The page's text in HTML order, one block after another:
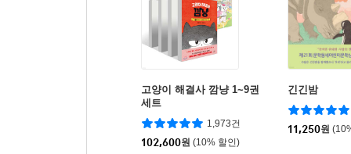
고양이 해결사 깜냥 1~9권
세트
1,973건
102,600원 (10% 할인)
긴긴밤
11,250원